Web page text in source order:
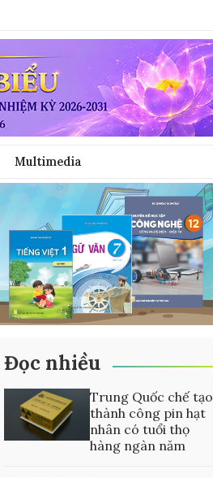
Multimedia
Đọc nhiều
Trung Quốc chế tạo
thành công pin hạt
nhân có tuổi thọ
hàng ngàn năm